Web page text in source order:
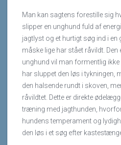
Man kan sagtens forestille sig
slipper en unghund fuld af
jagtlyst og et hurtigt søg ind i en
måske lige har stået råvildt. Den
unghund vil man formentlig ikke
har sluppet den løs i tykningen,
den halsende rundt i skoven,
råvildtet. Dette er direkte
træning med jagthunden,
hundens temperament og
den løs i et søg efter